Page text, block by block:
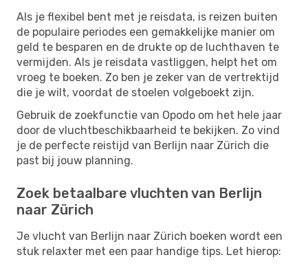
Als je flexibel bent met je reisdata, is reizen buiten
de populaire periodes een gemakkelijke manier om
geld te besparen en de drukte op de luchthaven te
vermijden. Als je reisdata vastliggen, helpt het om
vroeg te boeken. Zo ben je zeker van de vertrektijd
die je wilt, voordat de stoelen volgeboekt zijn.
Gebruik de zoekfunctie van Opodo om het hele jaar
door de vluchtbeschikbaarheid te bekijken. Zo vind
je de perfecte reistijd van Berlijn naar Zürich die
past bij jouw planning.
Zoek betaalbare vluchten van Berlijn
naar Zürich
Je vlucht van Berlijn naar Zürich boeken wordt een
stuk relaxter met een paar handige tips. Let hierop: